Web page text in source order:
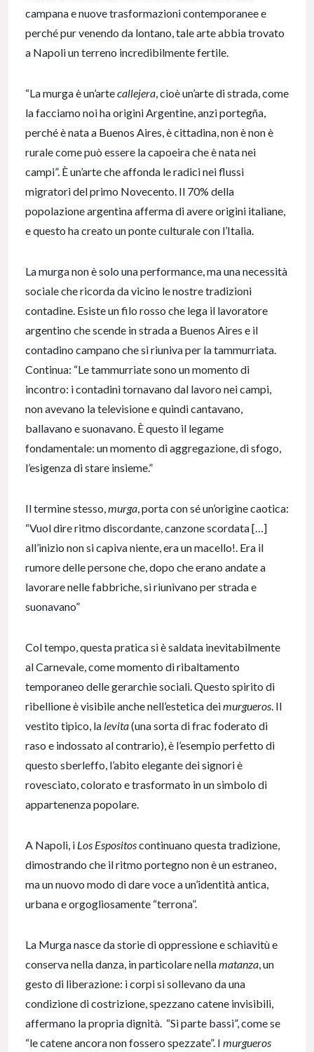
campana e nuove trasformazioni contemporanee e
perché pur venendo da lontano, tale arte abbia trovato
a Napoli un terreno incredibilmente fertile.
“La murga è un’artecallejera, cioè un’arte di strada, come
la facciamo noi ha origini Argentine, anzi portegña,
perché è nata a Buenos Aires, è cittadina, non è non è
rurale come può essere la capoeira che è nata nei
campi”. È un’arte che affonda le radici nei flussi
migratori del primo Novecento. Il 70% della
popolazione argentina afferma di avere origini italiane,
e questo ha creato un ponte culturale con l’Italia.
La murga non è solo una performance, ma una necessità
sociale che ricorda da vicino le nostre tradizioni
contadine. Esiste un filo rosso che lega il lavoratore
argentino che scende in strada a Buenos Aires e il
contadino campano che si riuniva per la tammurriata.
Continua: “Le tammurriate sono un momento di
incontro: i contadini tornavano dal lavoro nei campi,
non avevano la televisione e quindi cantavano,
ballavano e suonavano. È questo il legame
fondamentale: un momento di aggregazione, di sfogo,
l’esigenza di stare insieme.”
Il termine stesso,murga, porta con sé un’origine caotica:
“Vuol dire ritmo discordante, canzone scordata […]
all’inizio non si capiva niente, era un macello!. Era il
rumore delle persone che, dopo che erano andate a
lavorare nelle fabbriche, si riunivano per strada e
suonavano”
Col tempo, questa pratica si è saldata inevitabilmente
al Carnevale, come momento di ribaltamento
temporaneo delle gerarchie sociali. Questo spirito di
ribellione è visibile anche nell’estetica deimurgueros. Il
vestito tipico, la levita(una sorta di frac foderato di
raso e indossato al contrario), è l’esempio perfetto di
questo sberleffo, l’abito elegante dei signori è
rovesciato, colorato e trasformato in un simbolo di
appartenenza popolare.
A Napoli, i Los Espositoscontinuano questa tradizione,
dimostrando che il ritmo portegno non è un estraneo,
ma un nuovo modo di dare voce a un’identità antica,
urbana e orgogliosamente “terrona”.
La Murga nasce da storie di oppressione e schiavitù e
conserva nella danza, in particolare nellamatanza, un
gesto di liberazione: i corpi si sollevano da una
condizione di costrizione, spezzano catene invisibili,
affermano la propria dignità. “Si parte bassi”, come se
“le catene ancora non fossero spezzate”. I murgueros